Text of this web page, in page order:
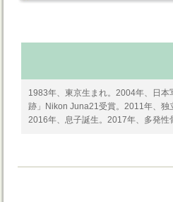
1983年、東京生まれ。2004年、日
跡」Nikon Juna21受賞。2011年、独
2016年、息子誕生。2017年、多発性